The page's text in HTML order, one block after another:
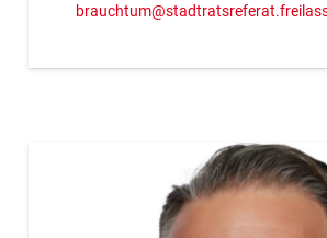
Fraktionszwängen zum
müssen. Jederzeit für den
Das verstehe ich unter
Stadtratsarbeit.“